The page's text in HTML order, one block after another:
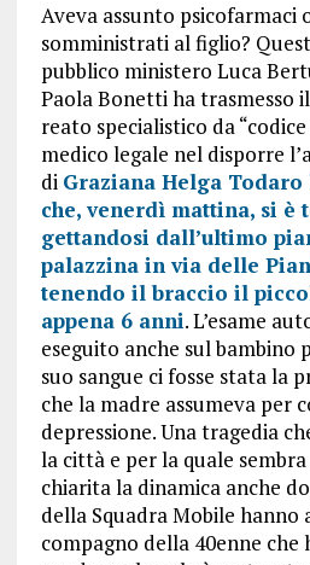
Aveva assunto psicofarmaci
somministrati al figlio?
pubblico ministero Luca
Paola Bonetti ha trasmesso
reato specialistico da
medico legale nel disporre
di Graziana Helga Todaro
che, venerdì mattina, si è
gettandosi dall’ultimo
palazzina in via delle
tenendo il braccio il
appena 6 anni. L’esame
eseguito anche sul bambino
suo sangue ci fosse stata la
che la madre assumeva per
depressione. Una tragedia
la città e per la quale
chiarita la dinamica anche
della Squadra Mobile hanno
compagno della 40enne che